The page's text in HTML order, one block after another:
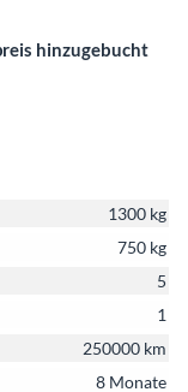
hinzugebucht
1300 kg
750 kg
5
1
250000 km
8 Monate